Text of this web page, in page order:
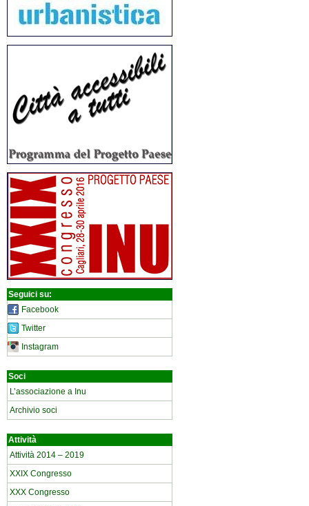
Seguici su:
Facebook
Twitter
Instagram
Soci
L’associazione a Inu
Archivio soci
Attività
Attività 2014 – 2019
XXIX Congresso
XXX Congresso